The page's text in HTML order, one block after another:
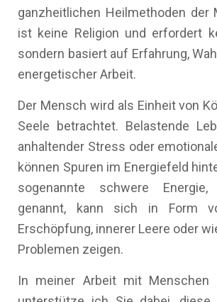
ganzheitlichen Heilmethoden der
ist keine Religion und erfordert
sondern basiert auf Erfahrung,
energetischer Arbeit.
Der Mensch wird als Einheit von
Seele betrachtet. Belastende
anhaltender Stress oder
können Spuren im Energiefeld
sogenannte schwere
genannt, kann sich in Form
Erschöpfung, innerer Leere oder
Problemen zeigen.
In meiner Arbeit mit Menschen